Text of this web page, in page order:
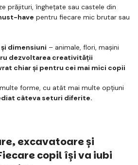
prăjituri, înghețate sau castele din
have pentru fiecare mic brutar sau
dimensiuni – animale, flori, mașini
dezvoltarea creativității
chiar și pentru cei mai mici copii
forme, cu atât mai multe opțiuni
câteva seturi diferite.
excavatoare și
copil își va iubi